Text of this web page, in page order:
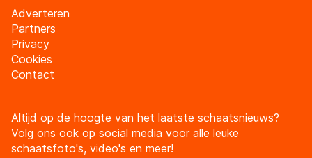
Adverteren
Partners
Privacy
Cookies
Contact
Altijd op de hoogte van het laatste schaatsnieuws?
Volg ons ook op social media voor alle leuke
schaatsfoto's, video's en meer!